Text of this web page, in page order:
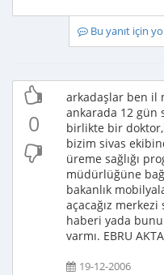
Bu yanıt için
0
arkadaşlar ben il
ankarada 12 gün
birlikte bir
bizim sivas
üreme sağlığı
müdürlüğüne
bakanlık
açacağız
haberi yada
varmı. EBRU
19-12-2006